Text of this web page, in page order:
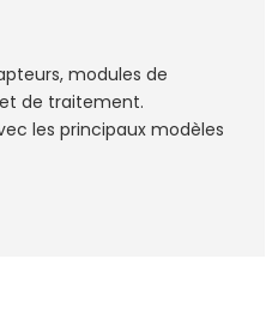
modules de
de traitement.
les principaux modèles